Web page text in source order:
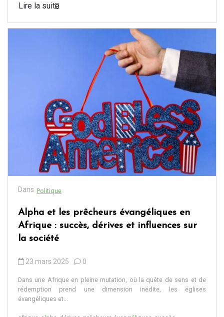
Lire la suite
Dans Politique
Alpha et les prêcheurs évangéliques en
Afrique : succès, dérives et influences sur
la société
23 mars 2025 0
Dans une Afrique en pleine mutation, où la quête de sens et de
rédemption prend une dimension inédite, les églises
évangéliques et...